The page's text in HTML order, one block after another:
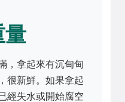
，拿起來有沉甸甸
很新鮮。如果拿起
經失水或開始腐空